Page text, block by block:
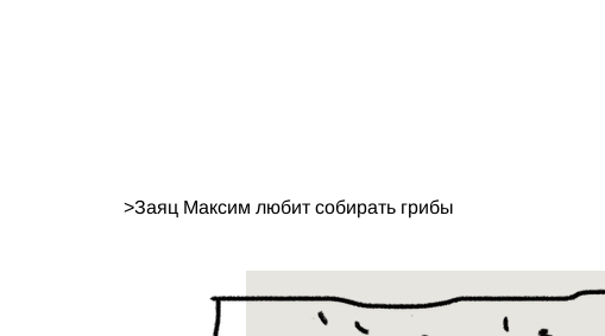
>Заяц Максим любит собирать грибы